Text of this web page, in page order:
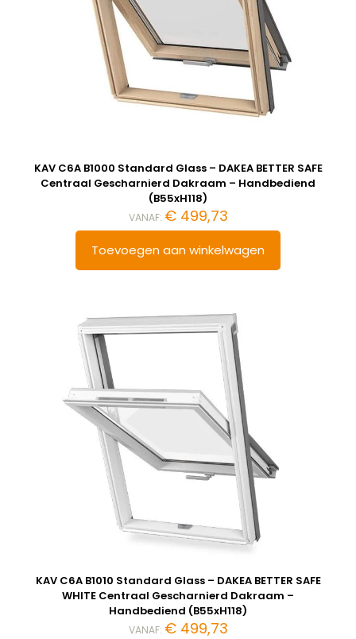
KAV C6A B1000 Standard Glass – DAKEA BETTER SAFE
Centraal Gescharnierd Dakraam – Handbediend
(B55xH118)
VANAF: €499,73
Toevoegen aan winkelwagen
KAV C6A B1010 Standard Glass – DAKEA BETTER SAFE
WHITE Centraal Gescharnierd Dakraam –
Handbediend (B55xH118)
VANAF: €499,73